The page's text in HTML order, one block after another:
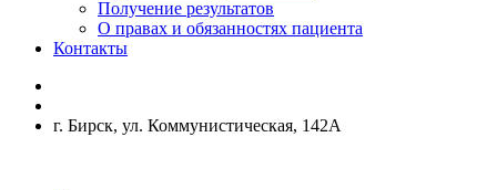
Получение результатов
О правах и обязанностях пациента
Контакты
г. Бирск, ул. Коммунистическая, 142А